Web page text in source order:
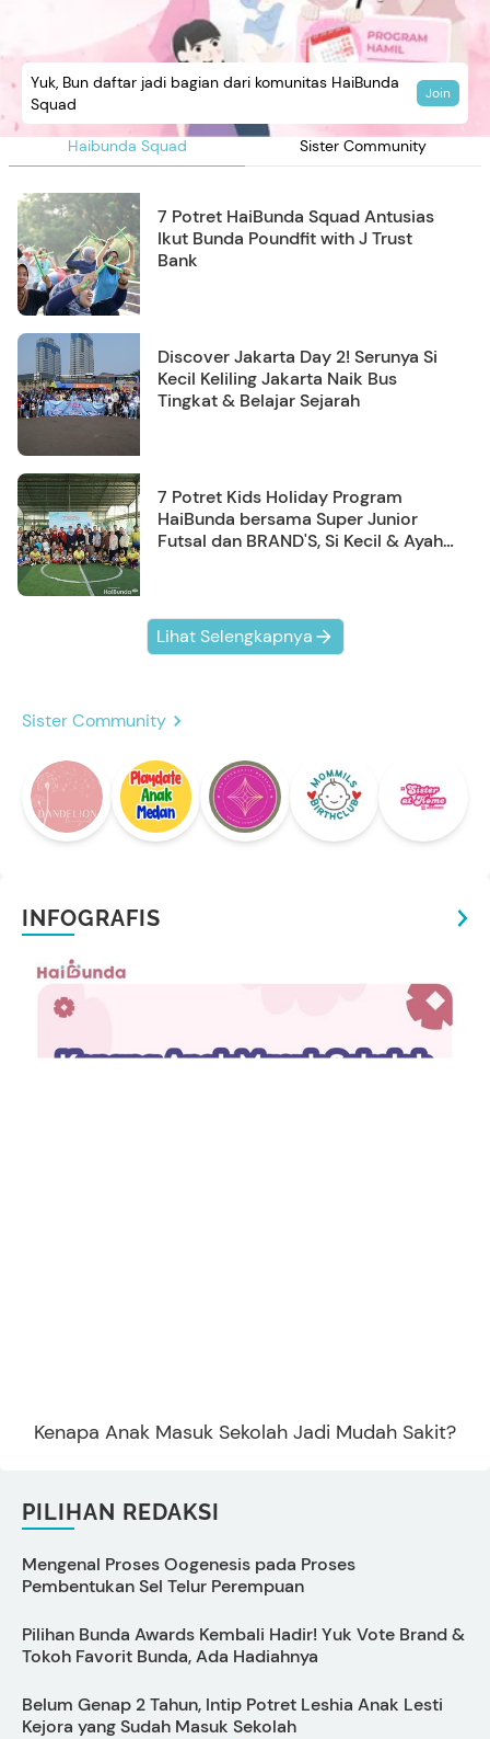
Haibunda Squad Sister Community
Yuk, Bun daftar jadi bagian dari komunitas HaiBunda
Squad
Join
7 Potret HaiBunda Squad Antusias
Ikut Bunda Poundfit with J Trust
Bank
Discover Jakarta Day 2! Serunya Si
Kecil Keliling Jakarta Naik Bus
Tingkat & Belajar Sejarah
7 Potret Kids Holiday Program
HaiBunda bersama Super Junior
Futsal dan BRAND'S, Si Kecil & Ayah
Lihat Selengkapnya
Sister Community
INFOGRAFIS
Kenapa Anak Masuk Sekolah Jadi Mudah Sakit?
PILIHAN REDAKSI
Mengenal Proses Oogenesis pada Proses
Pembentukan Sel Telur Perempuan
Pilihan Bunda Awards Kembali Hadir! Yuk Vote Brand &
Tokoh Favorit Bunda, Ada Hadiahnya
Belum Genap 2 Tahun, Intip Potret Leshia Anak Lesti
Kejora yang Sudah Masuk Sekolah